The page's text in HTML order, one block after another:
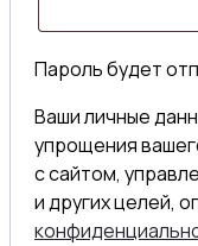
Пароль будет
Ваши личные
упрощения
с сайтом,
и других целей,